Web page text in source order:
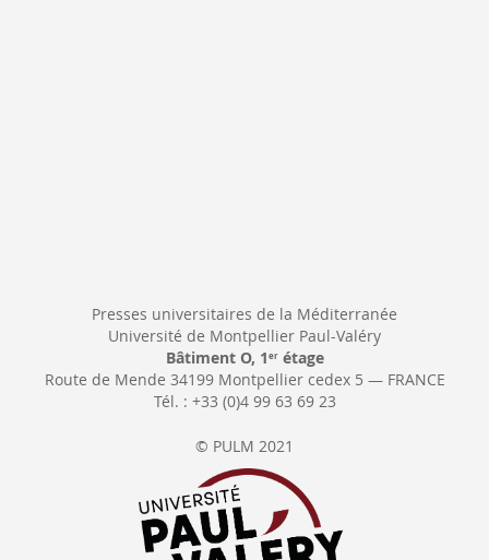
Presses universitaires de la Méditerranée
Université de Montpellier Paul-Valéry
Bâtiment O, 1 erétage
Route de Mende 34199 Montpellier cedex 5 — FRANCE
Tél. : +33 (0)4 99 63 69 23
© PULM 2021